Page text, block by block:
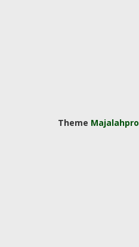
Theme Majalahpro